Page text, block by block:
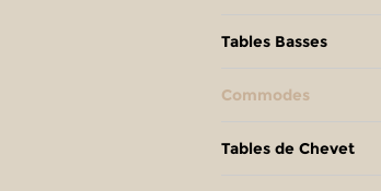
Tables Basses
Commodes
Tables de Chevet